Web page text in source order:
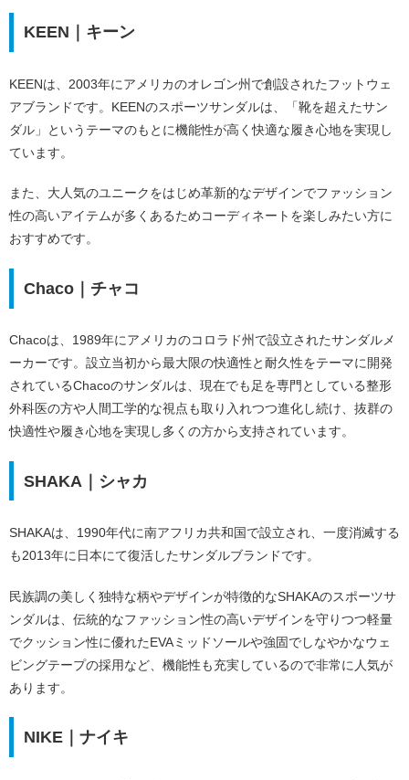
KEEN｜キーン
KEENは、2003年にアメリカのオレゴン州で創設されたフットウェ
アブランドです。KEENのスポーツサンダルは、「靴を超えたサン
ダル」というテーマのもとに機能性が高く快適な履き心地を実現し
ています。
また、大人気のユニークをはじめ革新的なデザインでファッション
性の高いアイテムが多くあるためコーディネートを楽しみたい方に
おすすめです。
Chaco｜チャコ
Chacoは、1989年にアメリカのコロラド州で設立されたサンダルメ
ーカーです。設立当初から最大限の快適性と耐久性をテーマに開発
されているChacoのサンダルは、現在でも足を専門としている整形
外科医の方や人間工学的な視点も取り入れつつ進化し続け、抜群の
快適性や履き心地を実現し多くの方から支持されています。
SHAKA｜シャカ
SHAKAは、1990年代に南アフリカ共和国で設立され、一度消滅する
も2013年に日本にて復活したサンダルブランドです。
民族調の美しく独特な柄やデザインが特徴的なSHAKAのスポーツサ
ンダルは、伝統的なファッション性の高いデザインを守りつつ軽量
でクッション性に優れたEVAミッドソールや強固でしなやかなウェ
ビングテープの採用など、機能性も充実しているので非常に人気が
あります。
NIKE｜ナイキ